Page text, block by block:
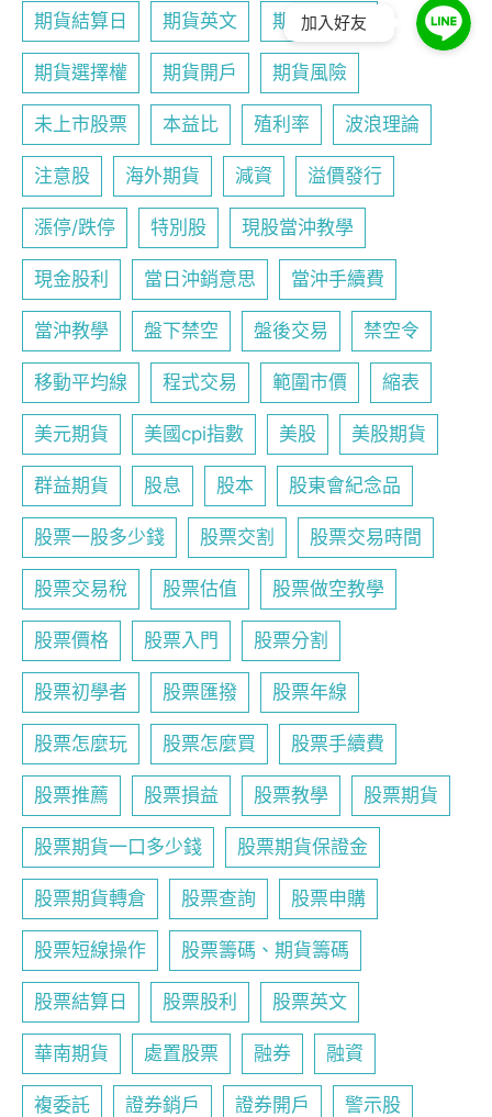
期貨結算日 期貨英文 期貨行事曆
期貨選擇權 期貨開戶 期貨風險
未上市股票 本益比 殖利率 波浪理論
注意股 海外期貨 減資 溢價發行
漲停/跌停 特別股 現股當沖教學
現金股利 當日沖銷意思 當沖手續費
當沖教學 盤下禁空 盤後交易 禁空令
移動平均線 程式交易 範圍市價 縮表
美元期貨 美國cpi指數 美股 美股期貨
群益期貨 股息 股本 股東會紀念品
股票一股多少錢 股票交割 股票交易時間
股票交易稅 股票估值 股票做空教學
股票價格 股票入門 股票分割
股票初學者 股票匯撥 股票年線
股票怎麼玩 股票怎麼買 股票手續費
股票推薦 股票損益 股票教學 股票期貨
股票期貨一口多少錢 股票期貨保證金
股票期貨轉倉 股票查詢 股票申購
股票短線操作 股票籌碼、期貨籌碼
股票結算日 股票股利 股票英文
華南期貨 處置股票 融券 融資
複委託 證券銷戶 證券開戶 警示股
加入好友